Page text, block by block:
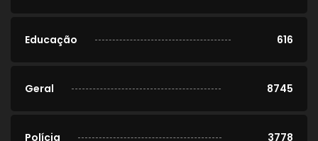
Educação 616
Geral 8745
Polícia 3778